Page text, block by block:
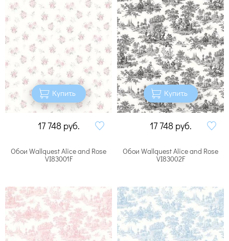
Купить
17 748 руб.
Купить
17 748 руб.
Обои Wallquest Alice and Rose
VI83001F
Обои Wallquest Alice and Rose
VI83002F